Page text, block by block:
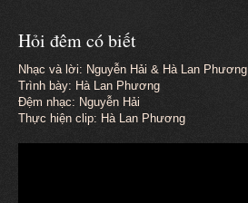
Hỏi đêm có biết
Nhạc và lời: Nguyễn Hải & Hà Lan Phương
Trình bày: Hà Lan Phương
Đệm nhạc: Nguyễn Hải
Thực hiện clip: Hà Lan Phương